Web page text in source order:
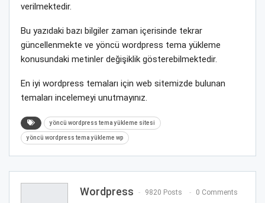
verilmektedir.
Bu yazıdaki bazı bilgiler zaman içerisinde tekrar
güncellenmekte ve yöncü wordpress tema yükleme
konusundaki metinler değişiklik gösterebilmektedir.
En iyi wordpress temaları için web sitemizde bulunan
temaları incelemeyi unutmayınız.
yöncü wordpress tema yükleme sitesi
yöncü wordpress tema yükleme wp
Wordpress 9820 Posts 0 Comments